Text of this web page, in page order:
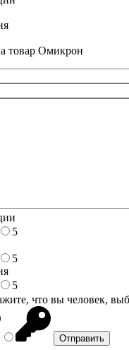
товар Омикрон
5
5
5
что вы человек,